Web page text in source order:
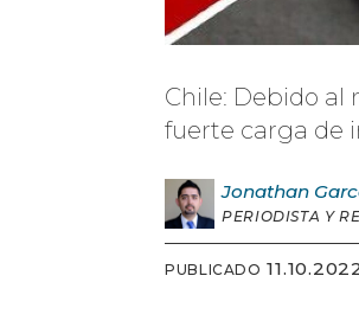
Chile: Debido
fuerte carga de
Jonathan
PERIODISTA Y
PUBLICADO